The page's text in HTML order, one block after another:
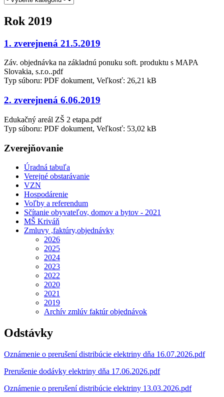
Rok 2019
1. zverejnená 21.5.2019
Záv. objednávka na základnú ponuku soft. produktu s MAPA
Slovakia, s.r.o..pdf
Typ súboru: PDF dokument, Veľkosť: 26,21 kB
2. zverejnená 6.06.2019
Edukačný areál ZŠ 2 etapa.pdf
Typ súboru: PDF dokument, Veľkosť: 53,02 kB
Zverejňovanie
Úradná tabuľa
Verejné obstarávanie
VZN
Hospodárenie
Voľby a referendum
Sčítanie obyvateľov, domov a bytov - 2021
MŠ Kriváň
Zmluvy ,faktúry,objednávky
2026
2025
2024
2023
2022
2020
2021
2019
Archív zmlúv faktúr objednávok
Odstávky
Oznámenie o prerušení distribúcie elektriny dňa 16.07.2026.pdf
Prerušenie dodávky elektriny dňa 17.06.2026.pdf
Oznámenie o prerušení distribúcie elektriny 13.03.2026.pdf